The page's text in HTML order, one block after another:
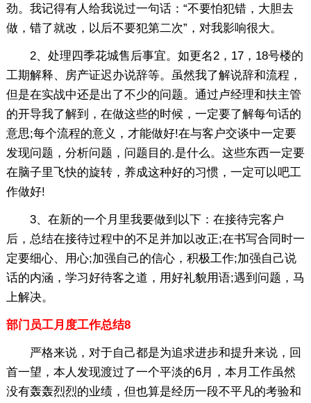
劲。我记得有人给我说过一句话：“不要怕犯错，大胆去
做，错了就改，以后不要犯第二次”，对我影响很大。
2、处理四季花城售后事宜。如更名2，17，18号楼的
工期解释、房产证迟办说辞等。虽然我了解说辞和流程，
但是在实战中还是出了不少的问题。通过卢经理和扶主管
的开导我了解到，在做这些的时候，一定要了解每句话的
意思;每个流程的意义，才能做好!在与客户交谈中一定要
发现问题，分析问题，问题目的.是什么。这些东西一定要
在脑子里飞快的旋转，养成这种好的习惯，一定可以吧工
作做好!
3、在新的一个月里我要做到以下：在接待完客户
后，总结在接待过程中的不足并加以改正;在书写合同时一
定要细心、用心;加强自己的信心，积极工作;加强自己说
话的内涵，学习好待客之道，用好礼貌用语;遇到问题，马
上解决。
部门员工月度工作总结8
严格来说，对于自己都是为追求进步和提升来说，回
首一望，本人发现渡过了一个平淡的6月，本月工作虽然
没有轰轰烈烈的业绩，但也算是经历一段不平凡的考验和